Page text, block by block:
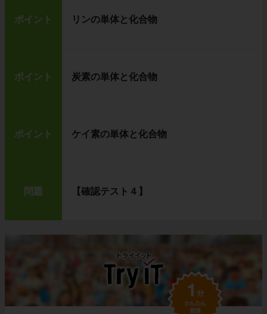
ポイント リンの単体と化合物
ポイント 炭素の単体と化合物
ポイント ケイ素の単体と化合物
問題 【確認テスト４】